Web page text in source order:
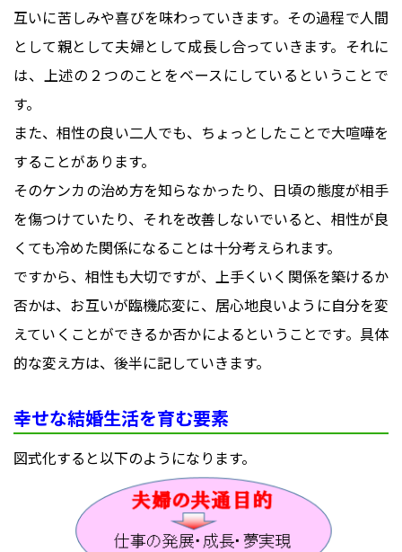
互いに苦しみや喜びを味わっていきます。その過程で人間
として親として夫婦として成長し合っていきます。それに
は、上述の２つのことをベースにしているということで
す。
また、相性の良い二人でも、ちょっとしたことで大喧嘩を
することがあります。
そのケンカの治め方を知らなかったり、日頃の態度が相手
を傷つけていたり、それを改善しないでいると、相性が良
くても冷めた関係になることは十分考えられます。
ですから、相性も大切ですが、上手くいく関係を築けるか
否かは、お互いが臨機応変に、居心地良いように自分を変
えていくことができるか否かによるということです。具体
的な変え方は、後半に記していきます。
幸せな結婚生活を育む要素
図式化すると以下のようになります。